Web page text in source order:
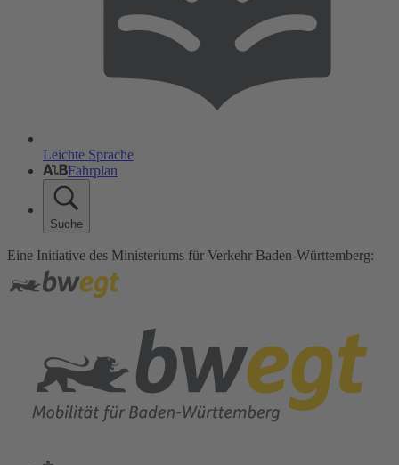
Leichte Sprache
Fahrplan
Suche
Eine Initiative des Ministeriums für Verkehr Baden-Württemberg: